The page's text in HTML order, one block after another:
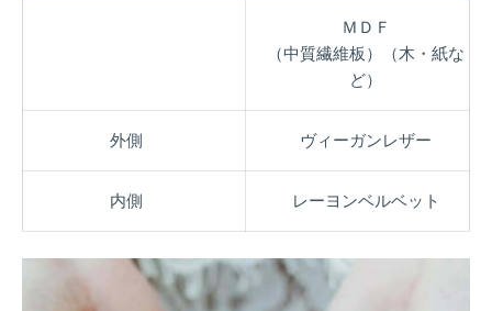
ＭＤＦ
（中質繊維板）（木・紙な
ど）
外側 ヴィーガンレザー
内側 レーヨンベルベット